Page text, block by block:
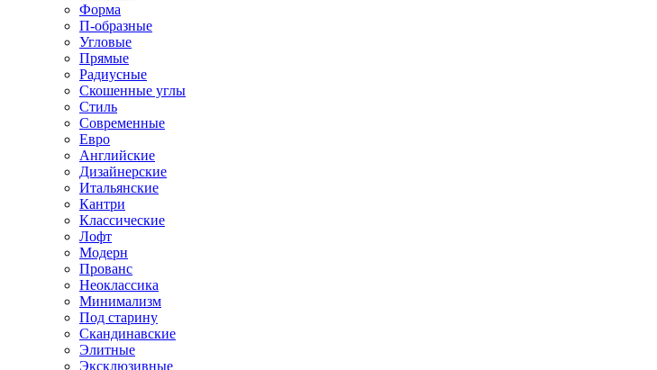
Форма
П-образные
Угловые
Прямые
Радиусные
Скошенные углы
Стиль
Современные
Евро
Английские
Дизайнерские
Итальянские
Кантри
Классические
Лофт
Модерн
Прованс
Неоклассика
Минимализм
Под старину
Скандинавские
Элитные
Эксклюзивные